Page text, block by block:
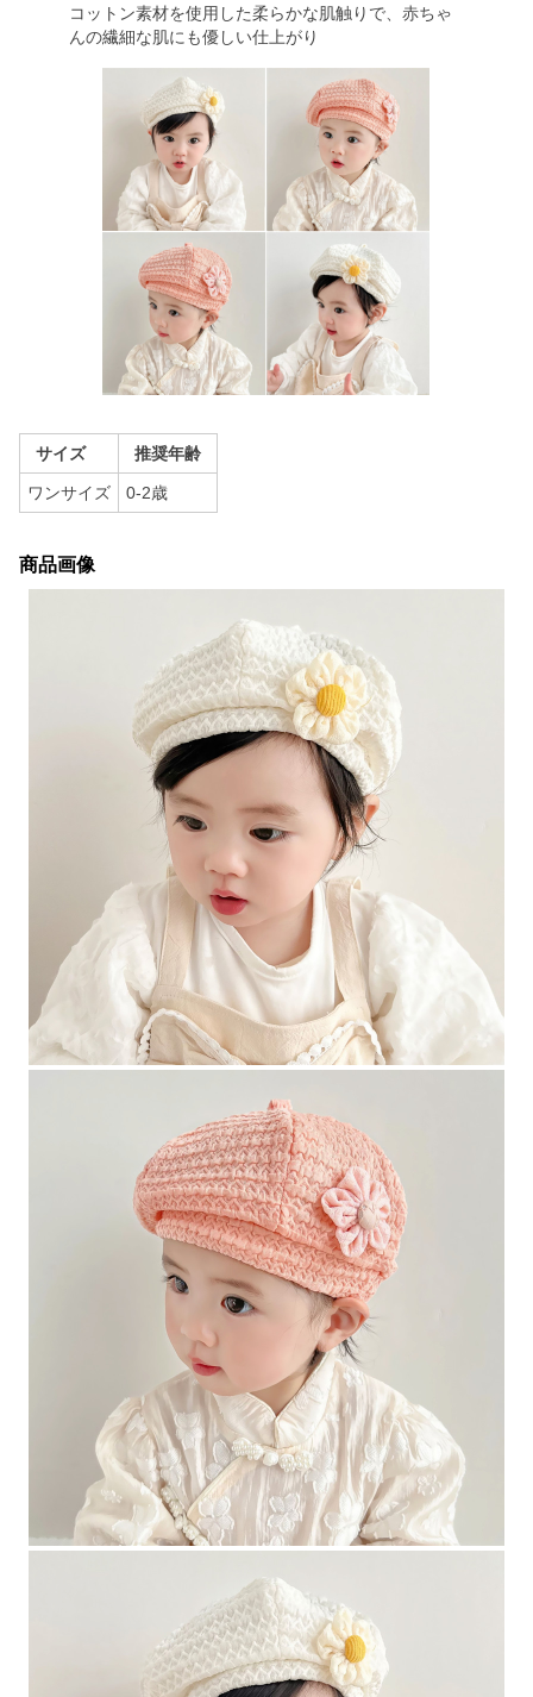
コットン素材を使用した柔らかな肌触りで、赤ちゃ
んの繊細な肌にも優しい仕上がり
サイズ 推奨年齢
ワンサイズ 0-2歳
商品画像